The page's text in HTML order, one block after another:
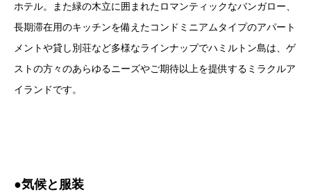
ホテル。また緑の木立に囲まれたロマンティックなバンガロー、
長期滞在用のキッチンを備えたコンドミニアムタイプのアパート
メントや貸し別荘など多様なラインナップでハミルトン島は、ゲ
ストの方々のあらゆるニーズやご期待以上を提供するミラクルア
イランドです。
●気候と服装